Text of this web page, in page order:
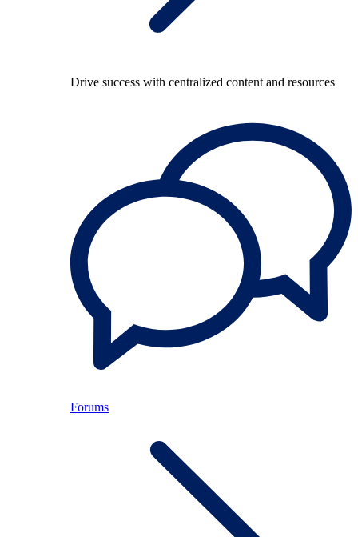
Drive success with centralized content and resources
Forums